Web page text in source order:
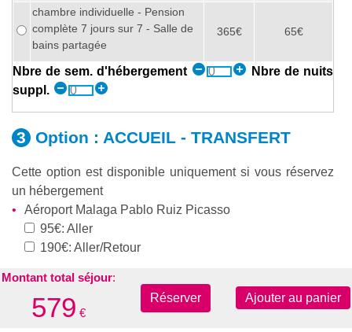
chambre individuelle - Pension
complète 7 jours sur 7 - Salle de
bains partagée
365€ 65€
Nbre de sem. d'hébergement
Nbre de nuits
suppl.
Option : ACCUEIL - TRANSFERT
Cette option est disponible uniquement si vous réservez
un hébergement
Aéroport Malaga Pablo Ruiz Picasso
95€: Aller
190€: Aller/Retour
Assurances
Assurance annulation & interruption de programme
Montant total séjour:
579 €
Réserver Ajouter au panier